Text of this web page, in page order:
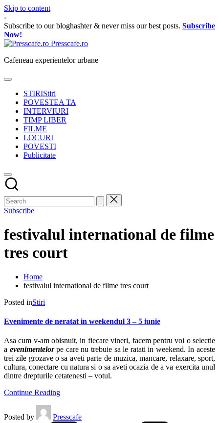
Skip to content
-
Subscribe to our bloghashter & never miss our best posts. Subscribe
Now!
Presscafe.ro
Cafeneau experientelor urbane
STIRIStiri
POVESTEA TA
INTERVIURI
TIMP LIBER
FILME
LOCURI
POVESTI
Publicitate
Subscribe
festivalul international de filme
tres court
Home
festivalul international de filme tres court
Posted inStiri
Evenimente de neratat in weekendul 3 – 5 iunie
Asa cum v-am obisnuit, in fiecare vineri, facem pentru voi o selectie
a evenimentelorpe care nu trebuie sa le ratati in weekend. In aceste
trei zile grozave o sa aveti parte de muzica, mancare, relaxare, sport,
cultura, conectare cu natura si o sa aveti ocazia de a va exercita unul
dintre drepturile cetatenesti – votul.
Continue Reading
Posted by Presscafe